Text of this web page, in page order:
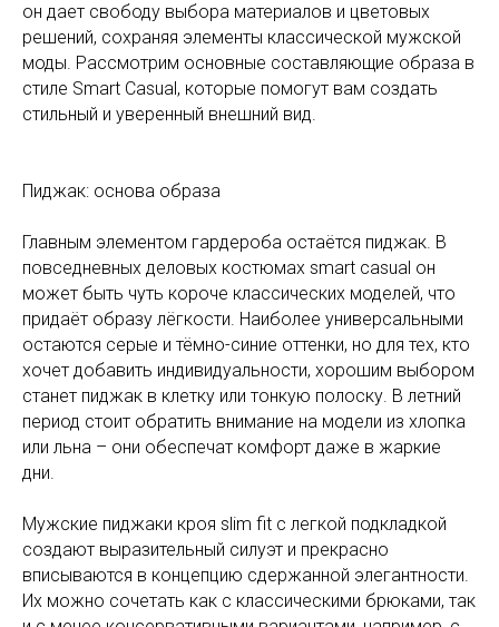
он дает свободу выбора материалов и цветовых
решений, сохраняя элементы классической мужской
моды. Рассмотрим основные составляющие образа в
стиле Smart Casual, которые помогут вам создать
стильный и уверенный внешний вид.
Пиджак: основа образа
Главным элементом гардероба остаётся пиджак. В
повседневных деловых костюмах smart casual он
может быть чуть короче классических моделей, что
придаёт образу лёгкости. Наиболее универсальными
остаются серые и тёмно-синие оттенки, но для тех, кто
хочет добавить индивидуальности, хорошим выбором
станет пиджак в клетку или тонкую полоску. В летний
период стоит обратить внимание на модели из хлопка
или льна – они обеспечат комфорт даже в жаркие
дни.
Мужские пиджаки кроя slim fit с легкой подкладкой
создают выразительный силуэт и прекрасно
вписываются в концепцию сдержанной элегантности.
Их можно сочетать как с классическими брюками, так